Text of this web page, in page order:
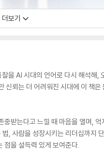
보기
을 AI 시대의 언어로 다시 해석해
뢰는 더 어려워진 시대에 이 책
받는다고 느낄 때 마음을 열며,
, 사람을 성장시키는 리더십까지
점을 설득력 있게 보여준다.